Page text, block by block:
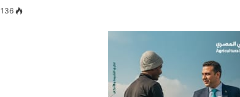
136